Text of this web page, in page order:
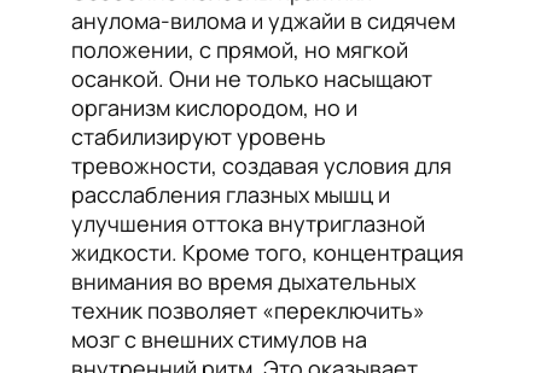
анулома-вилома и уджайи в сидячем
положении, с прямой, но мягкой
осанкой. Они не только насыщают
организм кислородом, но и
стабилизируют уровень
тревожности, создавая условия для
расслабления глазных мышц и
улучшения оттока внутриглазной
жидкости. Кроме того, концентрация
внимания во время дыхательных
техник позволяет «переключить»
мозг с внешних стимулов на